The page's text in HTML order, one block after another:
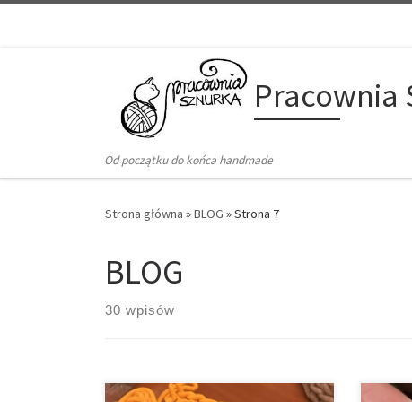
Pracownia
Od początku do końca handmade
Strona główna »BLOG »Strona 7
BLOG
30 wpisów